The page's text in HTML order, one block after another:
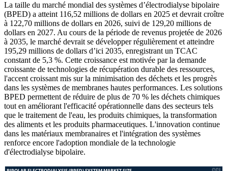
La taille du marché mondial des systèmes d’électrodialyse bipolaire
(BPED) a atteint 116,52 millions de dollars en 2025 et devrait croître
à 122,70 millions de dollars en 2026, suivi de 129,20 millions de
dollars en 2027. Au cours de la période de revenus projetée de 2026
à 2035, le marché devrait se développer régulièrement et atteindre
195,29 millions de dollars d’ici 2035, enregistrant un TCAC
constant de 5,3 %. Cette croissance est motivée par la demande
croissante de technologies de récupération durable des ressources,
l'accent croissant mis sur la minimisation des déchets et les progrès
dans les systèmes de membranes hautes performances. Les solutions
BPED permettent de réduire de plus de 70 % les déchets chimiques
tout en améliorant l'efficacité opérationnelle dans des secteurs tels
que le traitement de l'eau, les produits chimiques, la transformation
des aliments et les produits pharmaceutiques. L'innovation continue
dans les matériaux membranaires et l'intégration des systèmes
renforce encore l'adoption mondiale de la technologie
d'électrodialyse bipolaire.